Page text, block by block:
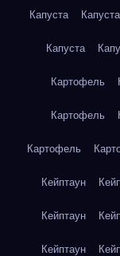
Капуста Капуста
Капуста
Картофель
Картофель
Картофель
Кейптаун
Кейптаун
Кейптаун